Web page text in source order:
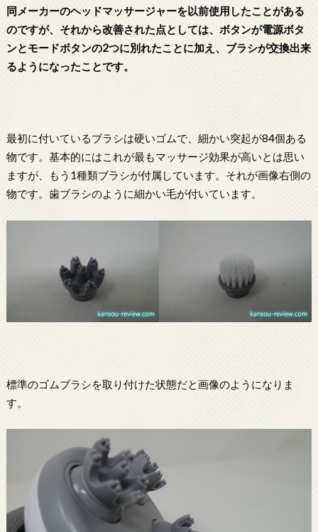
同メーカーのヘッドマッサージャーを以前使用したことがある
のですが、それから改善された点としては、ボタンが電源ボタ
ンとモードボタンの2つに別れたことに加え、ブラシが交換出来
るようになったことです。
最初に付いているブラシは硬いゴムで、細かい突起が84個ある
物です。基本的にはこれが最もマッサージ効果が高いとは思い
ますが、もう1種類ブラシが付属しています。それが画像右側の
物です。歯ブラシのように細かい毛が付いています。
標準のゴムブラシを取り付けた状態だと画像のようになりま
す。